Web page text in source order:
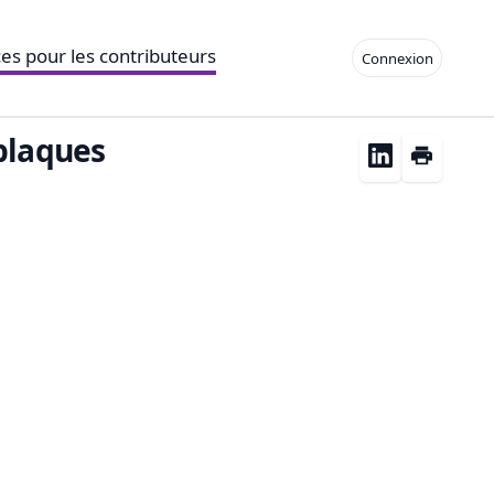
Connexion
pour les contributeurs